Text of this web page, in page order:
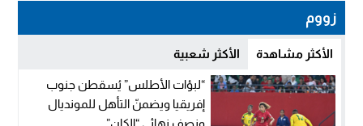
زووم
الأكثر مشاهدة الأكثر شعبية
“لبؤات الأطلس” يُسقطن جنوب
إفريقيا ويضمنّ التأهل للمونديال